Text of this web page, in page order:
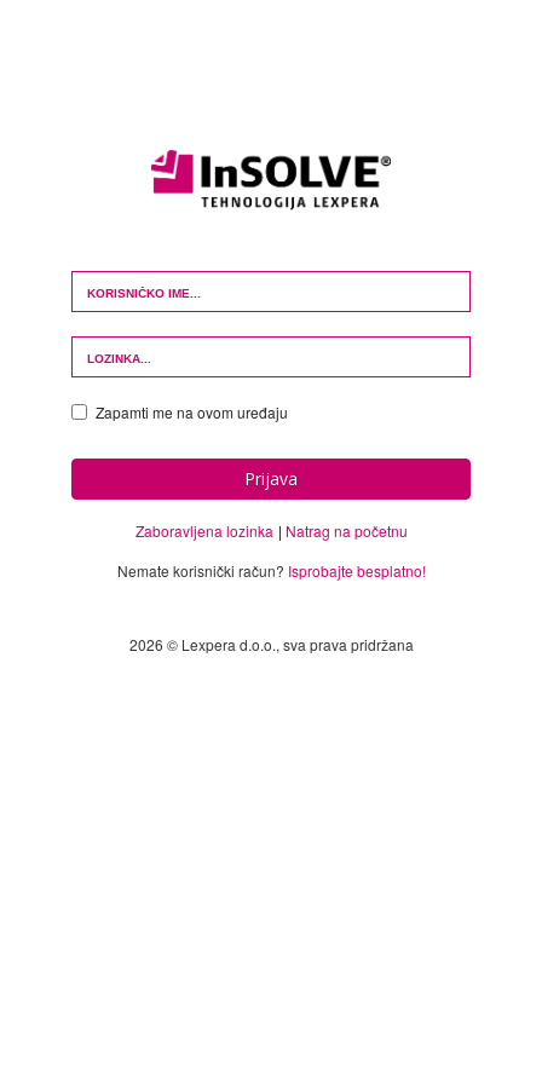
Login Form
Zapamti me na ovom uređaju
Prijava
Zaboravljena lozinka
Natrag na početnu
Nemate korisnički račun? Isprobajte besplatno!
2026 © Lexpera d.o.o., sva prava pridržana